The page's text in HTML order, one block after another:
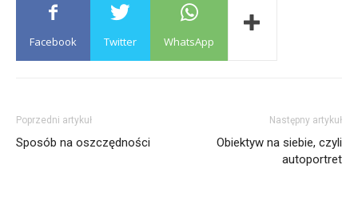
Facebook Twitter WhatsApp
Poprzedni artykuł
Sposób na oszczędności
Następny artykuł
Obiektyw na siebie, czyli
autoportret